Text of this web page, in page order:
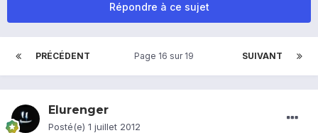
Répondre à ce sujet
PRÉCÉDENT SUIVANT
Page 16 sur 19
Elurenger
Posté(e) 1 juillet 2012